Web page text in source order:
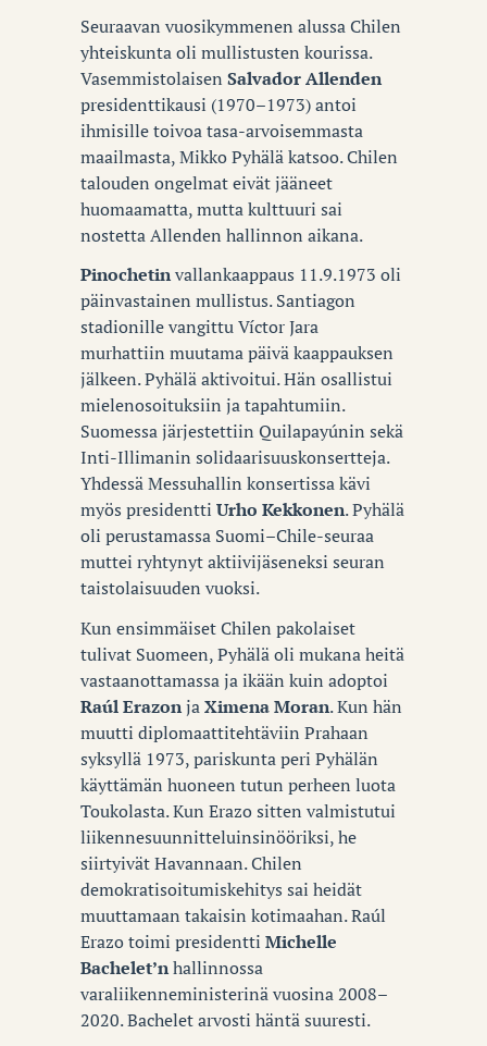
Seuraavan vuosikymmenen alussa Chilen
yhteiskunta oli mullistusten kourissa.
Vasemmistolaisen Salvador Allenden
presidenttikausi (1970–1973) antoi
ihmisille toivoa tasa-arvoisemmasta
maailmasta, Mikko Pyhälä katsoo. Chilen
talouden ongelmat eivät jääneet
huomaamatta, mutta kulttuuri sai
nostetta Allenden hallinnon aikana.
Pinochetinvallankaappaus 11.9.1973 oli
päinvastainen mullistus. Santiagon
stadionille vangittu Víctor Jara
murhattiin muutama päivä kaappauksen
jälkeen. Pyhälä aktivoitui. Hän osallistui
mielenosoituksiin ja tapahtumiin.
Suomessa järjestettiin Quilapayúnin sekä
Inti-Illimanin solidaarisuuskonsertteja.
Yhdessä Messuhallin konsertissa kävi
myös presidentti Urho Kekkonen. Pyhälä
oli perustamassa Suomi–Chile-seuraa
muttei ryhtynyt aktiivijäseneksi seuran
taistolaisuuden vuoksi.
Kun ensimmäiset Chilen pakolaiset
tulivat Suomeen, Pyhälä oli mukana heitä
vastaanottamassa ja ikään kuin adoptoi
Raúl ErazonjaXimena Moran. Kun hän
muutti diplomaattitehtäviin Prahaan
syksyllä 1973, pariskunta peri Pyhälän
käyttämän huoneen tutun perheen luota
Toukolasta. Kun Erazo sitten valmistutui
liikennesuunnitteluinsinööriksi, he
siirtyivät Havannaan. Chilen
demokratisoitumiskehitys sai heidät
muuttamaan takaisin kotimaahan. Raúl
Erazo toimi presidentti Michelle
Bachelet’nhallinnossa
varaliikenneministerinä vuosina 2008–
2020. Bachelet arvosti häntä suuresti.